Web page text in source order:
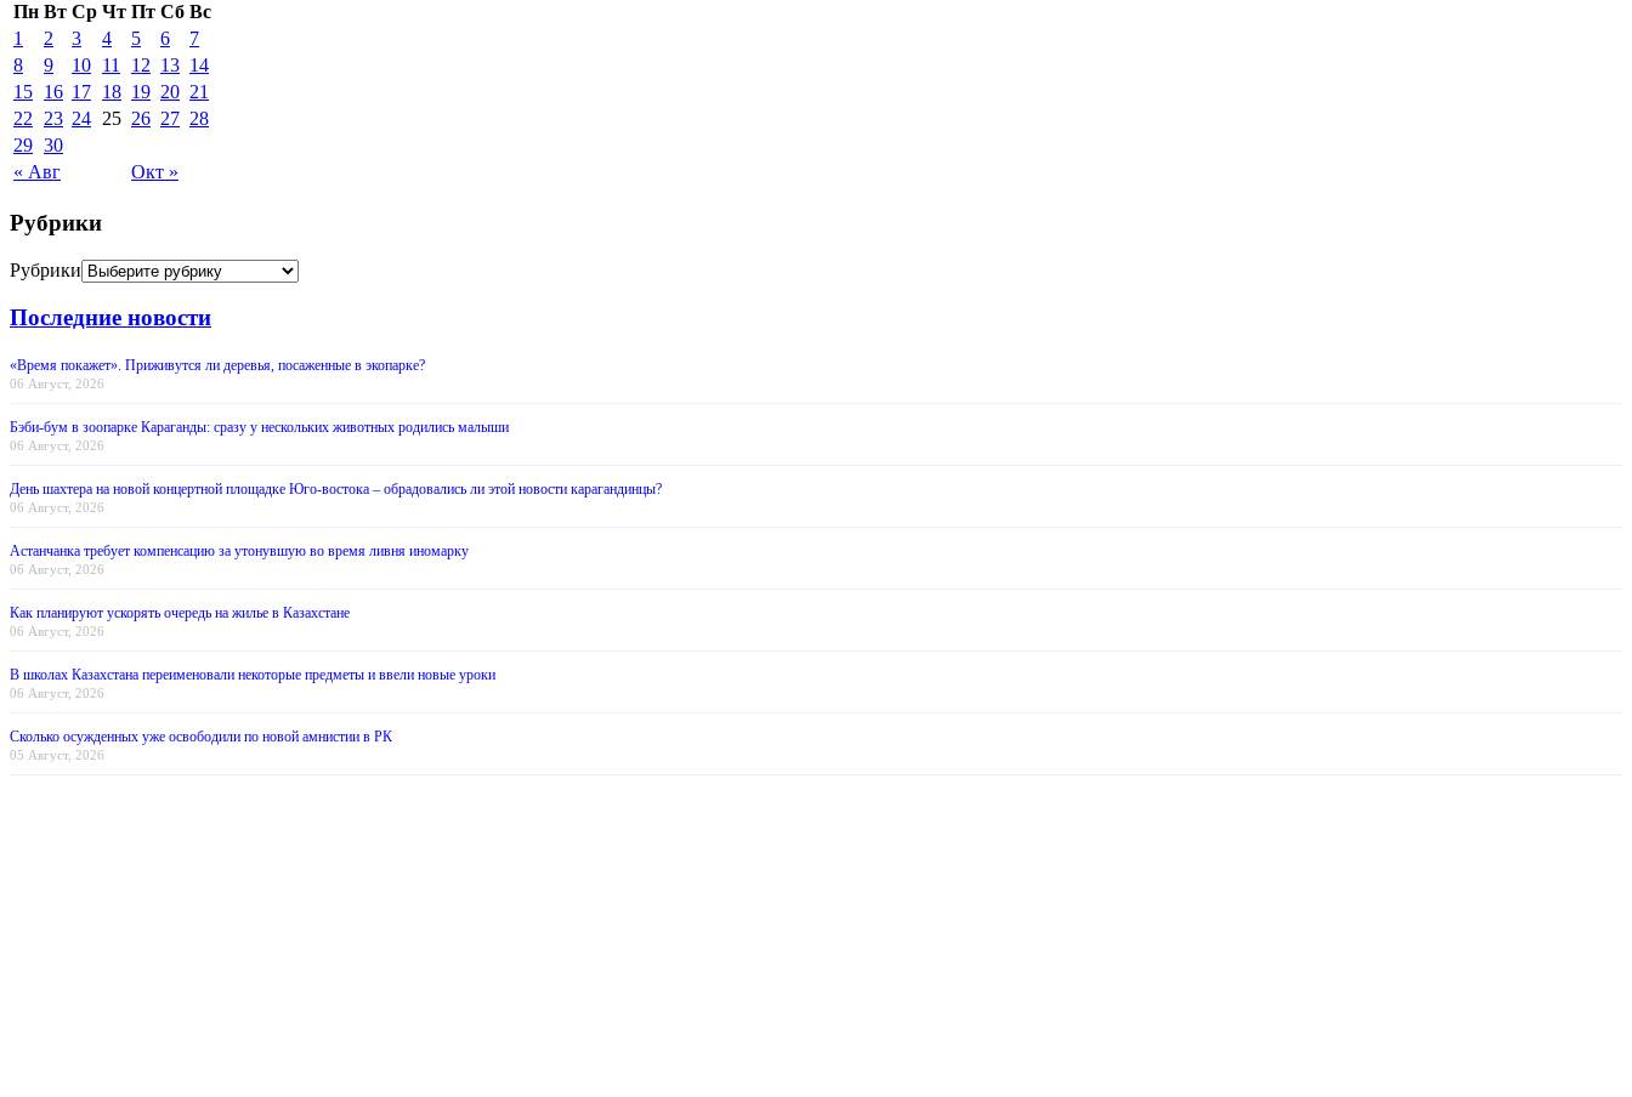
Пн Вт Ср Чт Пт Сб Вс
« Авг Окт »
1 2 3 4 5 6
7
8
9 10 11 12 13 14
15 16 17 18 19 20 21
22
23 24 25 26 27 28
29 30
Рубрики
Рубрики
Последние новости
«Время покажет». Приживутся ли деревья, посаженные в экопарке?
06 Август, 2026
Бэби-бум в зоопарке Караганды: сразу у нескольких животных родились малыши
06 Август, 2026
День шахтера на новой концертной площадке Юго-востока – обрадовались ли этой новости карагандинцы?
06 Август, 2026
Астанчанка требует компенсацию за утонувшую во время ливня иномарку
06 Август, 2026
Как планируют ускорять очередь на жилье в Казахстане
06 Август, 2026
В школах Казахстана переименовали некоторые предметы и ввели новые уроки
06 Август, 2026
Сколько осужденных уже освободили по новой амнистии в РК
05 Август, 2026